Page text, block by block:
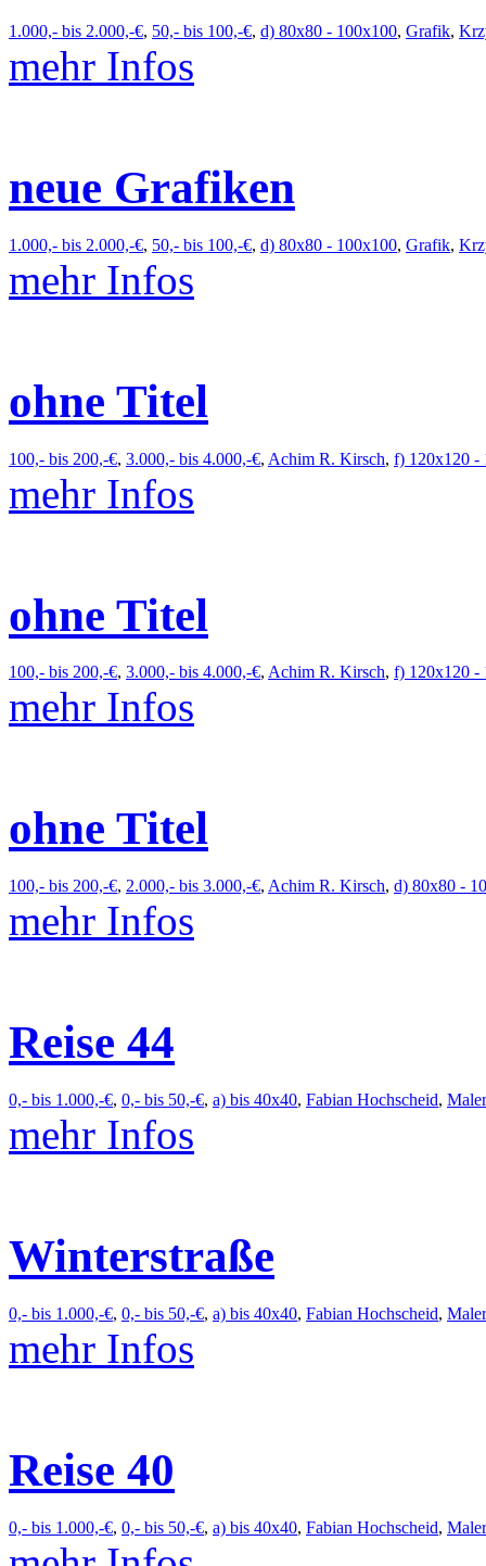
1.000,- bis 2.000,-€, 50,- bis 100,-€, d) 80x80 - 100x100, Grafik,
mehr Infos
neue Grafiken
1.000,- bis 2.000,-€, 50,- bis 100,-€, d) 80x80 - 100x100, Grafik,
mehr Infos
ohne Titel
100,- bis 200,-€, 3.000,- bis 4.000,-€, Achim R. Kirsch, f) 120x120 -
mehr Infos
ohne Titel
100,- bis 200,-€, 3.000,- bis 4.000,-€, Achim R. Kirsch, f) 120x120 -
mehr Infos
ohne Titel
100,- bis 200,-€, 2.000,- bis 3.000,-€, Achim R. Kirsch, d) 80x80 -
mehr Infos
Reise 44
0,- bis 1.000,-€, 0,- bis 50,-€, a) bis 40x40, Fabian Hochscheid,
mehr Infos
Winterstraße
0,- bis 1.000,-€, 0,- bis 50,-€, a) bis 40x40, Fabian Hochscheid,
mehr Infos
Reise 40
0,- bis 1.000,-€, 0,- bis 50,-€, a) bis 40x40, Fabian Hochscheid,